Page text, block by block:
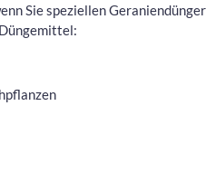
Sie speziellen